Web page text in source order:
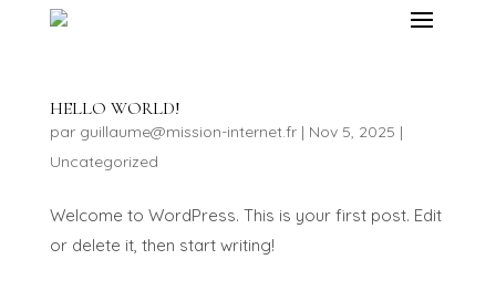
HELLO WORLD!
par guillaume@mission-internet.fr| Nov 5, 2025 |
Uncategorized
Welcome to WordPress. This is your first post. Edit
or delete it, then start writing!